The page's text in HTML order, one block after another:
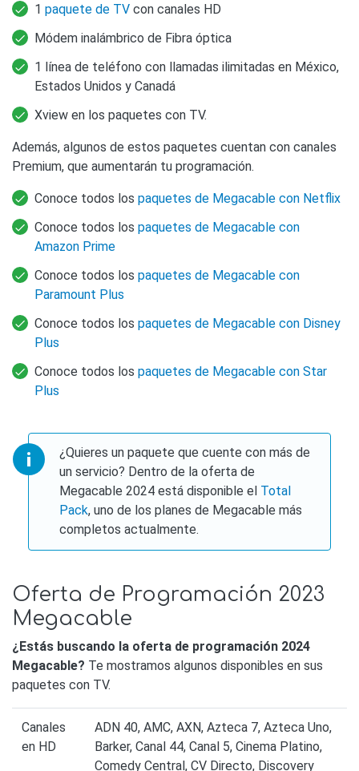
1 paquete de TV con canales HD
Módem inalámbrico de Fibra óptica
1 línea de teléfono con llamadas ilimitadas en México,
Estados Unidos y Canadá
Xview en los paquetes con TV.
Además, algunos de estos paquetes cuentan con canales
Premium, que aumentarán tu programación.
Conoce todos los paquetes de Megacable con Netflix
Conoce todos los paquetes de Megacable con
Amazon Prime
Conoce todos los paquetes de Megacable con
Paramount Plus
Conoce todos los paquetes de Megacable con Disney
Plus
Conoce todos los paquetes de Megacable con Star
Plus
¿Quieres un paquete que cuente con más de
un servicio? Dentro de la oferta de
Megacable 2024 está disponible el Total
Pack, uno de los planes de Megacable más
completos actualmente.
Oferta de Programación 2023
Megacable
¿Estás buscando la oferta de programación 2024
Megacable? Te mostramos algunos disponibles en sus
paquetes con TV.
Canales
en HD
ADN 40, AMC, AXN, Azteca 7, Azteca Uno,
Barker, Canal 44, Canal 5, Cinema Platino,
Comedy Central, CV Directo, Discovery